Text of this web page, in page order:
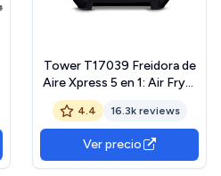
Tower T17039 Freidora de
Aire Xpress 5 en 1: Air Fryer
Digital con Rápida
Circulación de Aire y
Temporizador de 60
Minutos: Freidora Sin
Aceite de 11 L, 2000 W,
4.4 16.3k reviews
Ver precio